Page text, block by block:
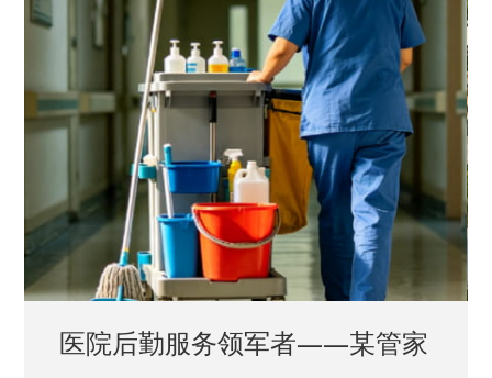
中国兵器工业集团——银光化学